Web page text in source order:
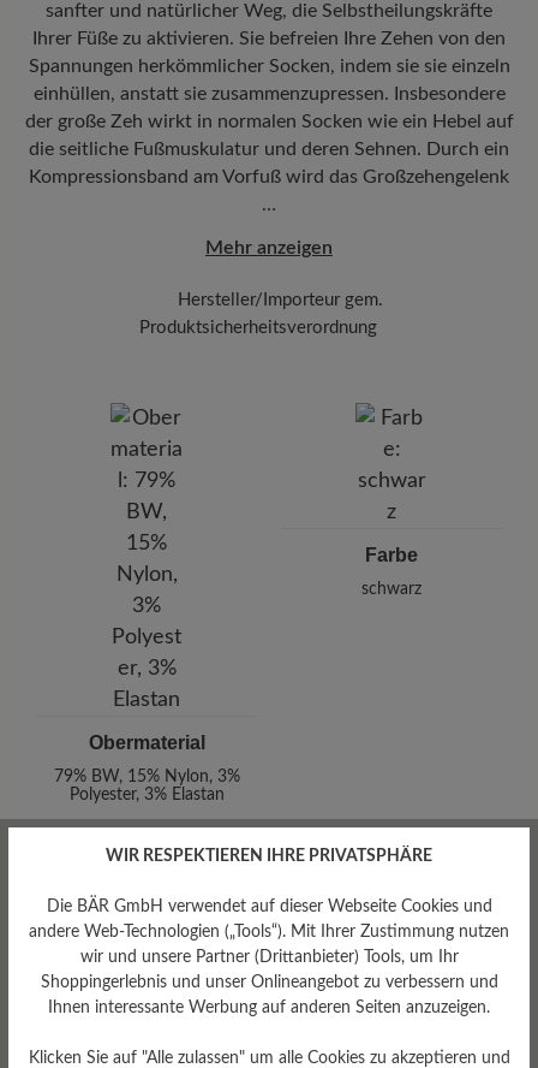
nachverfolgen, wo sich Ihr neues BÄR Lieblingsstück gerade
befindet.
sanfter und natürlicher Weg, die Selbstheilungskräfte
Ihrer Füße zu aktivieren. Sie befreien Ihre Zehen von den
Spannungen herkömmlicher Socken, indem sie sie einzeln
einhüllen, anstatt sie zusammenzupressen. Insbesondere
der große Zeh wirkt in normalen Socken wie ein Hebel auf
die seitliche Fußmuskulatur und deren Sehnen. Durch ein
Kompressionsband am Vorfuß wird das Großzehengelenk
…
Mehr anzeigen
Hersteller/Importeur gem.
Produktsicherheitsverordnung
Schönhauser Allee 51, 10437 Berlin, Deutschland
Obermaterial
79% BW, 15% Nylon, 3%
Polyester, 3% Elastan
Farbe
schwarz
Bewertungen lesen
0 von 0 Bewertungen
WIR RESPEKTIEREN IHRE PRIVATSPHÄRE
Die BÄR GmbH verwendet auf dieser Webseite Cookies und
andere Web-Technologien („Tools“). Mit Ihrer Zustimmung nutzen
wir und unsere Partner (Drittanbieter) Tools, um Ihr
Shoppingerlebnis und unser Onlineangebot zu verbessern und
Ihnen interessante Werbung auf anderen Seiten anzuzeigen.
Klicken Sie auf "Alle zulassen" um alle Cookies zu akzeptieren und